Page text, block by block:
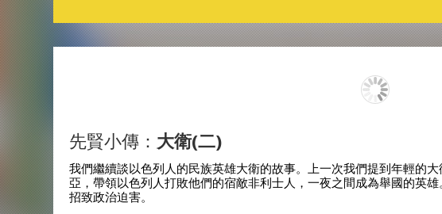
先賢小傳： 大衛(二)
我們繼續談以色列人的民族英雄大衛的故事。上一次我們提到年輕的
亞，帶領以色列人打敗他們的宿敵非利士人，一夜之間成為舉國的英
招致政治迫害。